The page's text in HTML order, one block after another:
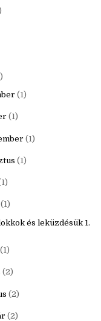
(1)
(1)
(1)
(1)
(1)
és leküzdésük 1.
(1)
(2)
(2)
(2)